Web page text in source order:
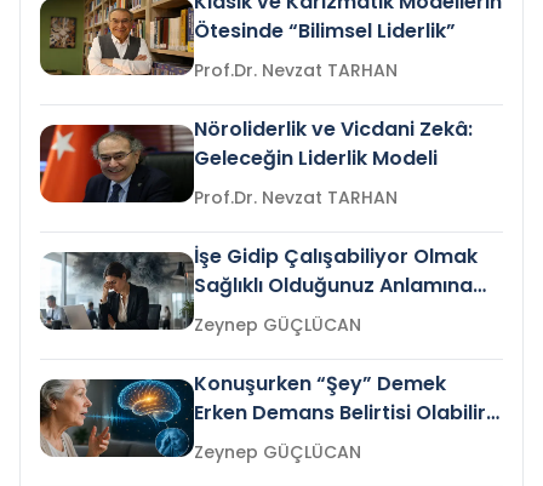
Ötesinde “Bilimsel Liderlik”
Prof.Dr. Nevzat TARHAN
Nöroliderlik ve Vicdani Zekâ:
Geleceğin Liderlik Modeli
Prof.Dr. Nevzat TARHAN
İşe Gidip Çalışabiliyor Olmak
Sağlıklı Olduğunuz Anlamına
Gelir mi?Zeynep GÜÇLÜCAN
Konuşurken “Şey” Demek
Erken Demans Belirtisi Olabilir
mi?
Zeynep GÜÇLÜCAN